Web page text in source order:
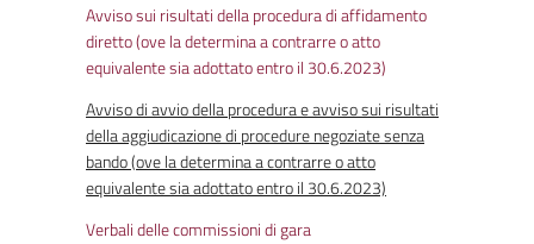
Avviso sui risultati della procedura di affidamento
diretto (ove la determina a contrarre o atto
equivalente sia adottato entro il 30.6.2023)
Avviso di avvio della procedura e avviso sui risultati
della aggiudicazione di procedure negoziate senza
bando (ove la determina a contrarre o atto
equivalente sia adottato entro il 30.6.2023)
Verbali delle commissioni di gara